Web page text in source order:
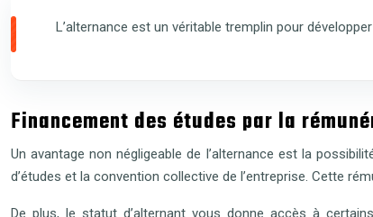
L’alternance est un véritable tremplin pour
Financement des études par la
Un avantage non négligeable de l’alternance est la
d’études et la convention collective de l’entreprise. Cette
De plus, le statut d’alternant vous donne accès à